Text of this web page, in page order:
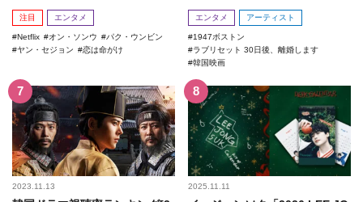
注目 エンタメ
Netflix オン・ソンウ
パク・ウンビン
ヤン・セジョン
恋は命がけ
エンタメ アーティスト
1947ボストン
ラブリセット 30日後、離婚します
韓国映画
2023.11.13 2025.11.11